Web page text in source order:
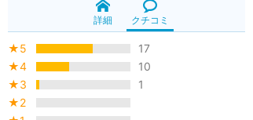
詳細 クチコミ
★5
17
★4
10
★3
1
★2